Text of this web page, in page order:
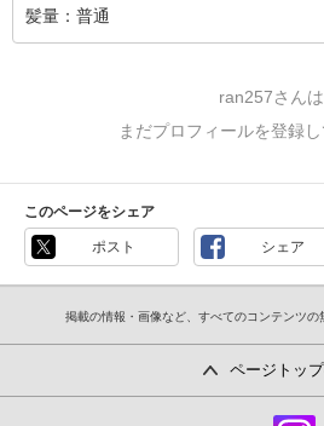
髪量
普通
ran257さんは
まだプロフィールを登録し
このページをシェア
ポスト シェア
掲載の情報・画像など、すべてのコンテンツの
ページトッ